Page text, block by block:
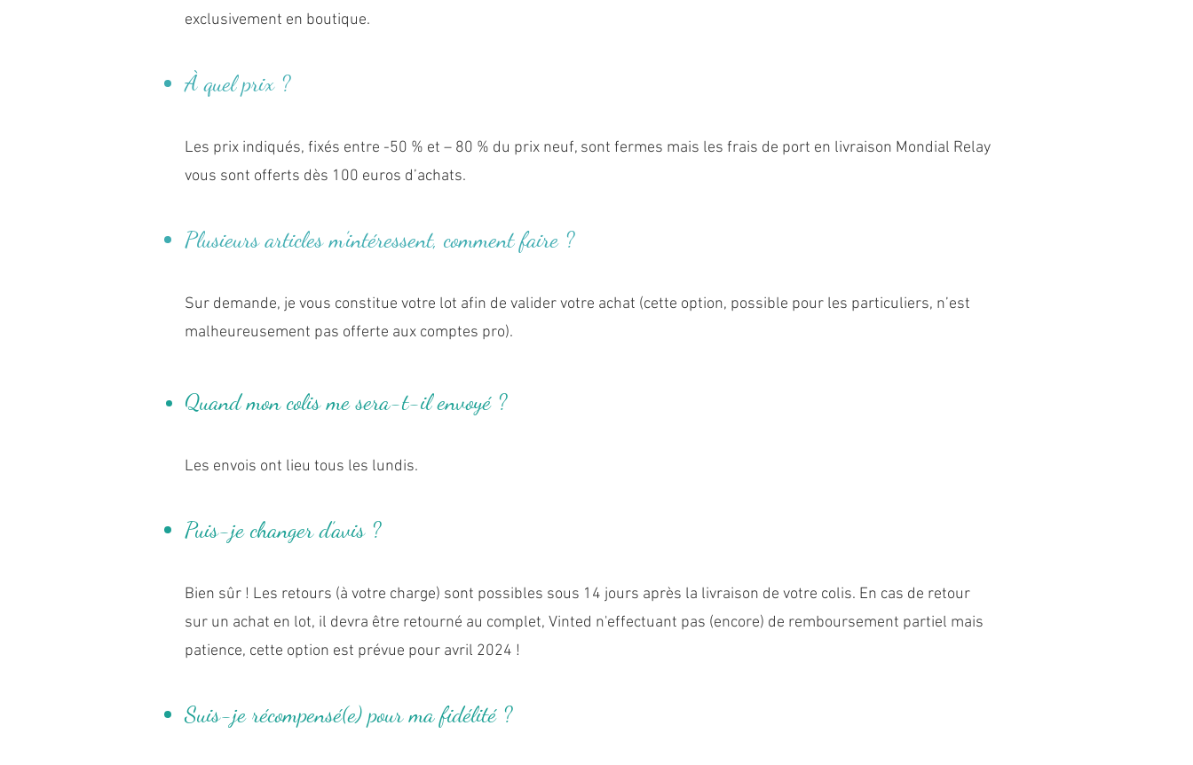
exclusivement en boutique.
À quel prix ?
Les prix indiqués, fixés entre -50 % et – 80 % du prix neuf, sont fermes mais les frais de port en livraison Mondial Relay
vous sont offerts dès 100 euros d’achats.
Plusieurs articles m’intéressent, comment faire ?
Sur demande, je vous constitue votre lot afin de valider votre achat (cette option, possible pour les particuliers, n’est
malheureusement pas offerte aux comptes pro).
Quand mon colis me sera-t-il envoyé ?
Les envois ont lieu tous les lundis.
Puis-je changer d’avis ?
Bien sûr ! Les retours (à votre charge) sont possibles sous 14 jours après la livraison de votre colis. En cas de retour
sur un achat en lot, il devra être retourné au complet, Vinted n'effectuant pas (encore) de remboursement partiel mais
patience, cette option est prévue pour avril 2024 !
Suis-je récompensé(e) pour ma fidélité ?